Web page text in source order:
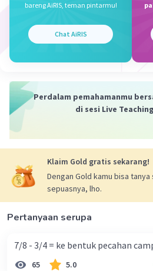
Beri Rating·0.0(0)
bareng AiRIS, teman pintarmu!
Chat AiRIS
Perdalam pemahamanmu
di sesi Live
Klaim Gold gratis sekarang!
Dengan Gold kamu bisa tanya
sepuasnya, lho.
Pertanyaan serupa
7/8 - 3/4 = ke bentuk pecahan
65 5.0